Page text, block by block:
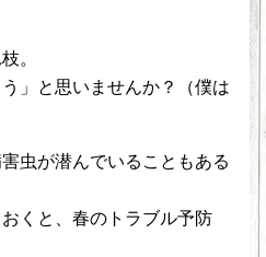
。
」と思いませんか？（僕は
虫が潜んでいることもある
くと、春のトラブル予防